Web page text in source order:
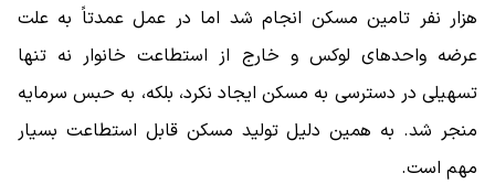
هزار نفر تامین مسکن انجام شد اما در عمل عمدتاً به علت
عرضه واحدهای لوکس و خارج از استطاعت خانوار نه تنها
تسهیلی در دسترسی به مسکن ایجاد نکرد، بلکه، به حبس سرمایه
منجر شد. به همین دلیل تولید مسکن قابل استطاعت بسیار
مهم است.